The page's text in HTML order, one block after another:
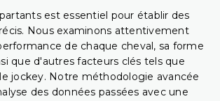
est essentiel pour établir des
Nous examinons attentivement
de chaque cheval, sa forme
que d'autres facteurs clés tels que
jockey. Notre méthodologie avancée
des données passées avec une